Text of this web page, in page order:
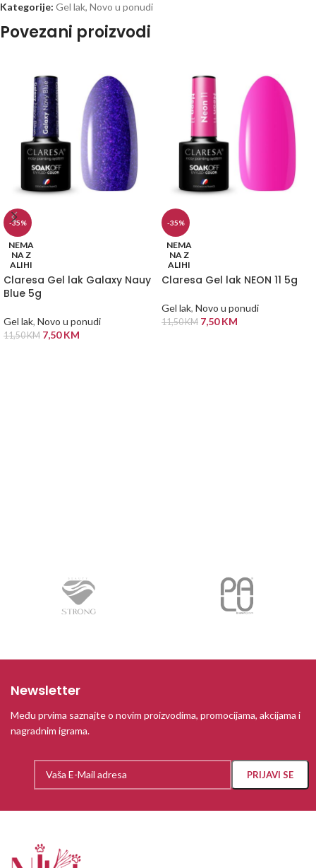
Kategorije: Gel lak, Novo u ponudi
Povezani proizvodi
-35%
NEMA
NA Z
ALIHI
Claresa Gel lak Galaxy Nauy
Blue 5g
Gel lak, Novo u ponudi
11,50KM 7,50KM
-35%
NEMA
NA Z
ALIHI
Claresa Gel lak NEON 11 5g
Gel lak, Novo u ponudi
11,50KM 7,50KM
Newsletter
Među prvima saznajte o novim proizvodima, promocijama, akcijama i
nagradnim igrama.